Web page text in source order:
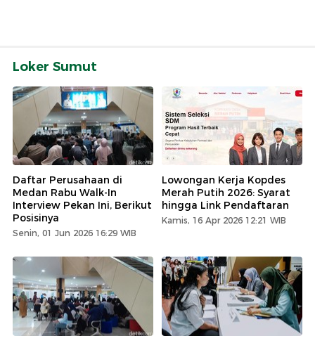
Loker Sumut
Daftar Perusahaan di
Medan Rabu Walk-In
Interview Pekan Ini, Berikut
Posisinya
Senin, 01 Jun 2026 16:29 WIB
Lowongan Kerja Kopdes
Merah Putih 2026: Syarat
hingga Link Pendaftaran
Kamis, 16 Apr 2026 12:21 WIB